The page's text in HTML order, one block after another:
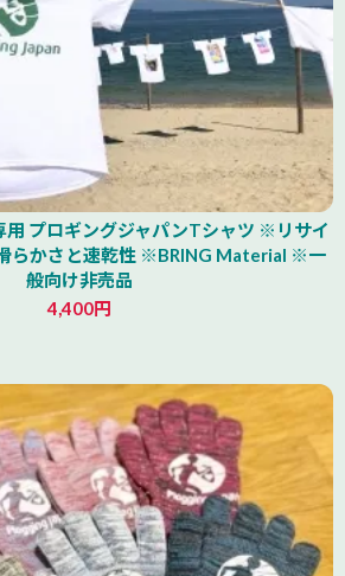
用 プロギングジャパンTシャツ ※リサイ
らかさと速乾性 ※BRING Material ※一
般向け非売品
4,400円